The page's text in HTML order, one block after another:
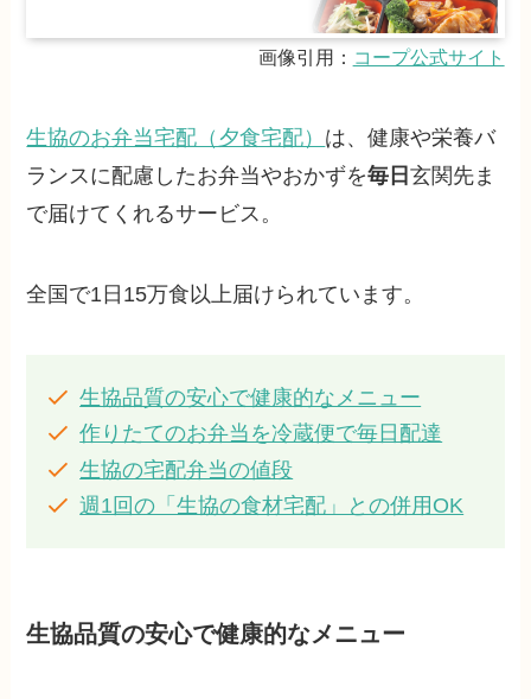
画像引用： コープ公式サイト
生協のお弁当宅配（夕食宅配） は、健康や栄養バ
ランスに配慮したお弁当やおかずを毎日玄関先ま
で届けてくれるサービス。
全国で1日15万食以上届けられています。
生協品質の安心で健康的なメニュー
作りたてのお弁当を冷蔵便で毎日配達
生協の宅配弁当の値段
週1回の「生協の食材宅配」との併用OK
生協品質の安心で健康的なメニュー